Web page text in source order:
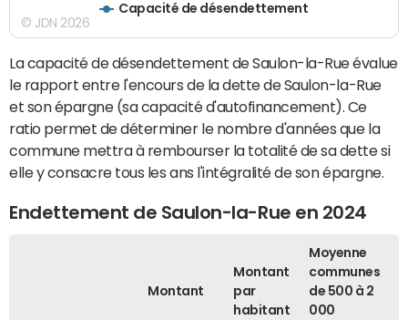
Capacité de désendettement
© JDN 2026
La capacité de désendettement de Saulon-la-Rue évalue
le rapport entre l'encours de la dette de Saulon-la-Rue
et son épargne (sa capacité d'autofinancement). Ce
ratio permet de déterminer le nombre d'années que la
commune mettra à rembourser la totalité de sa dette si
elle y consacre tous les ans l'intégralité de son épargne.
Endettement de Saulon-la-Rue en 2024
Montant
Montant
par
habitant
Moyenne
communes
de 500 à 2
000